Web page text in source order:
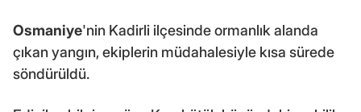
Osmaniye'nin Kadirli ilçesinde ormanlık alanda
çıkan yangın, ekiplerin müdahalesiyle kısa sürede
söndürüldü.